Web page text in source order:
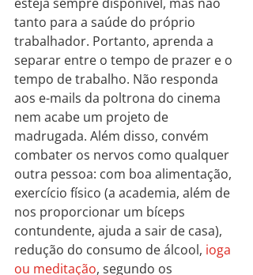
tanto para a saúde do próprio
trabalhador. Portanto, aprenda a
separar entre o tempo de prazer e o
tempo de trabalho. Não responda
aos e-mails da poltrona do cinema
nem acabe um projeto de
madrugada. Além disso, convém
combater os nervos como qualquer
outra pessoa: com boa alimentação,
exercício físico (a academia, além de
nos proporcionar um bíceps
contundente, ajuda a sair de casa),
redução do consumo de álcool, ioga
ou meditação, segundo os